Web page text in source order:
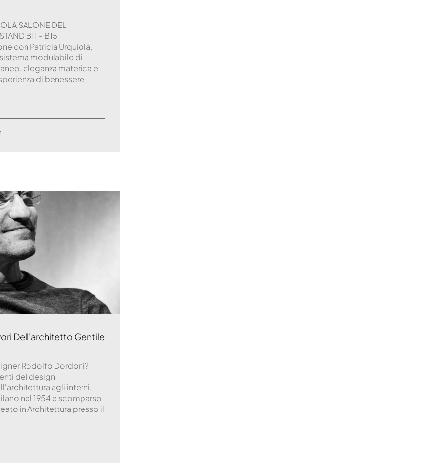
SALONE DEL
B11 - B15
con Patricia Urquiola,
sistema modulabile di
eleganza materica e
di benessere
Dell'architetto Gentile
Rodolfo Dordoni?
del design
agli interni,
nel 1954 e scomparso
in Architettura presso il